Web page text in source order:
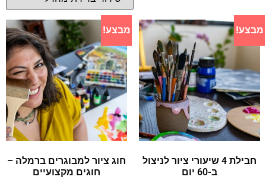
מבצע!
חבילת 4 שיעורי ציור לניצול
ב-60 יום
מבצע!
חוג ציור למבוגרים ברמלה –
חוגים מקצועיים